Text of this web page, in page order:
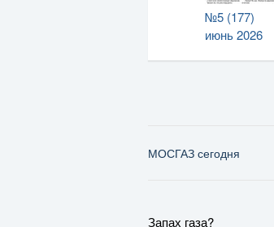
№5 (177)
июнь 2026
МОСГАЗ сегодня
Запах газа?